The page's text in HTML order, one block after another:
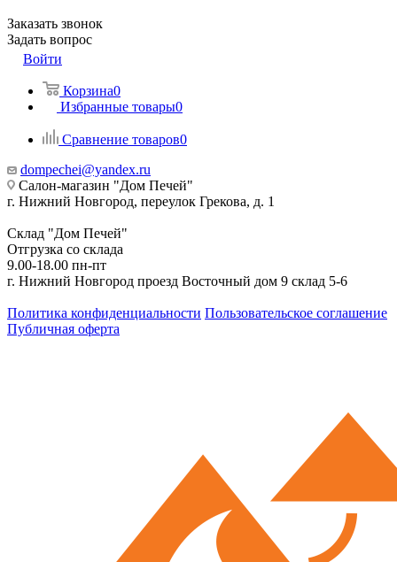
Заказать звонок
Задать вопрос
Войти
Корзина0
Избранные товары0
Сравнение товаров0
dompechei@yandex.ru
Салон-магазин "Дом Печей"
г. Нижний Новгород, переулок Грекова, д. 1
Склад "Дом Печей"
Отгрузка со склада
9.00-18.00 пн-пт
г. Нижний Новгород проезд Восточный дом 9 склад 5-6
Политика конфиденциальности Пользовательское соглашение
Публичная оферта